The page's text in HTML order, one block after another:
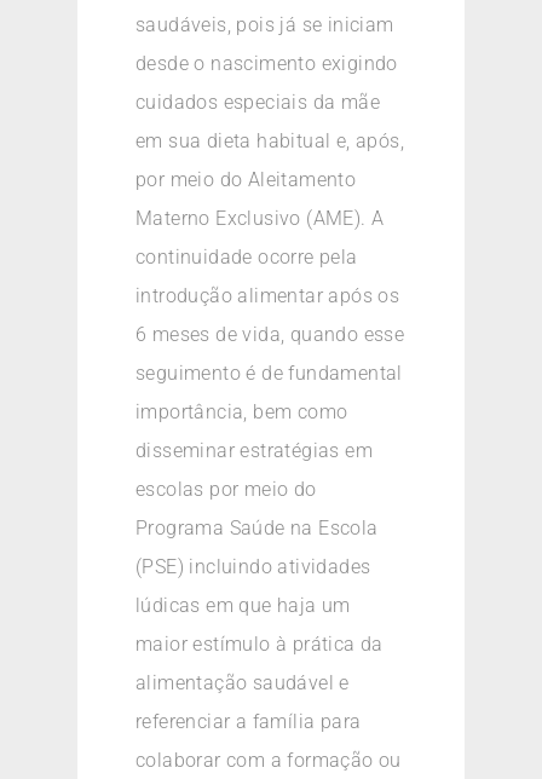
saudáveis, pois já se iniciam
desde o nascimento exigindo
cuidados especiais da mãe
em sua dieta habitual e, após,
por meio do Aleitamento
Materno Exclusivo (AME). A
continuidade ocorre pela
introdução alimentar após os
6 meses de vida, quando esse
seguimento é de fundamental
importância, bem como
disseminar estratégias em
escolas por meio do
Programa Saúde na Escola
(PSE) incluindo atividades
lúdicas em que haja um
maior estímulo à prática da
alimentação saudável e
referenciar a família para
colaborar com a formação ou